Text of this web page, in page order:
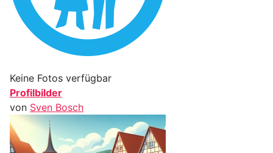
Keine Fotos verfügbar
Profilbilder
von Sven Bosch